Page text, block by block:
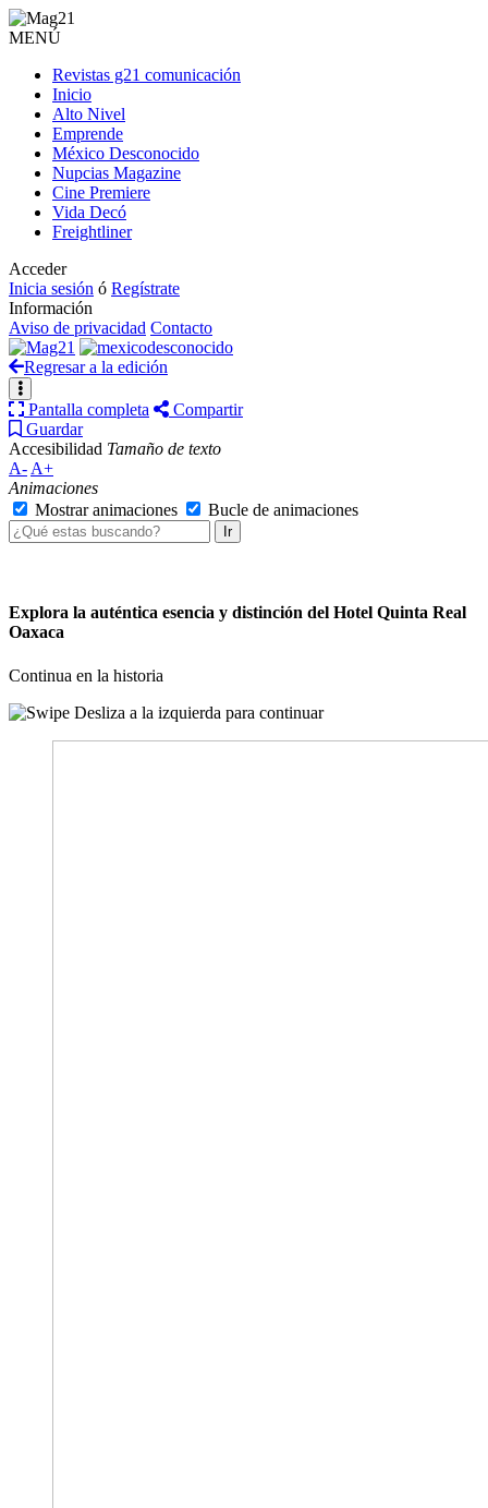
MENÚ
Revistas g21 comunicación
Inicio
Alto Nivel
Emprende
México Desconocido
Nupcias Magazine
Cine Premiere
Vida Decó
Freightliner
Acceder
Inicia sesión ó Regístrate
Información
Aviso de privacidad Contacto
Regresar a la edición
Pantalla completa
Compartir
Guardar
Accesibilidad Tamaño de texto
A- A+
Animaciones
Mostrar animaciones
Bucle de animaciones
Ir
Explora la auténtica esencia y distinción del Hotel Quinta Real
Oaxaca
Continua en la historia
Desliza a la izquierda para continuar